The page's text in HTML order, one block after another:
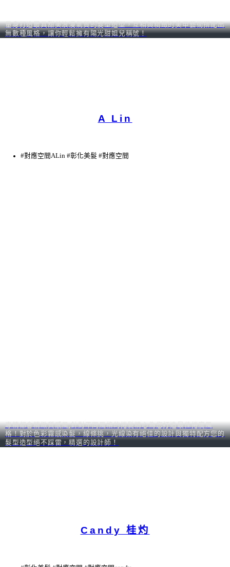
量身打造最具甜美浪漫氣質的髮型造型，互相與精緻的美甲藝術搭配出
無數種風格，讓你輕鬆擁有陽光甜姐兒稱號！
A Lin
#對應空間ALin #彰化美髮 #對應空間
專精都會精緻質感風,針對不同風格的捲髮精心為您打造最佳捲度風
格！對於色彩霧感染髮，線條挑，光線染有絕佳的設計與獨特配方您的
髮型造型絕不踩雷，精選的設計師！
Candy 桂灼